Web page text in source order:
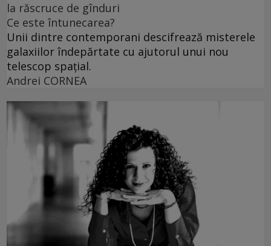
la răscruce de gînduri
Ce este întunecarea?
Unii dintre contemporani descifrează misterele
galaxiilor îndepărtate cu ajutorul unui nou
telescop spațial.
Andrei CORNEA